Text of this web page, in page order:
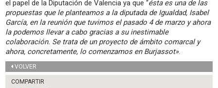
el papel de la Diputación de Valencia ya que “ésta es una de las
propuestas que le planteamos a la diputada de Igualdad, Isabel
García, en la reunión que tuvimos el pasado 4 de marzo y ahora
la podemos llevar a cabo gracias a su inestimable
colaboración. Se trata de un proyecto de ámbito comarcal y
ahora, concretamente, lo comenzamos en Burjassot».
VOLVER
COMPARTIR